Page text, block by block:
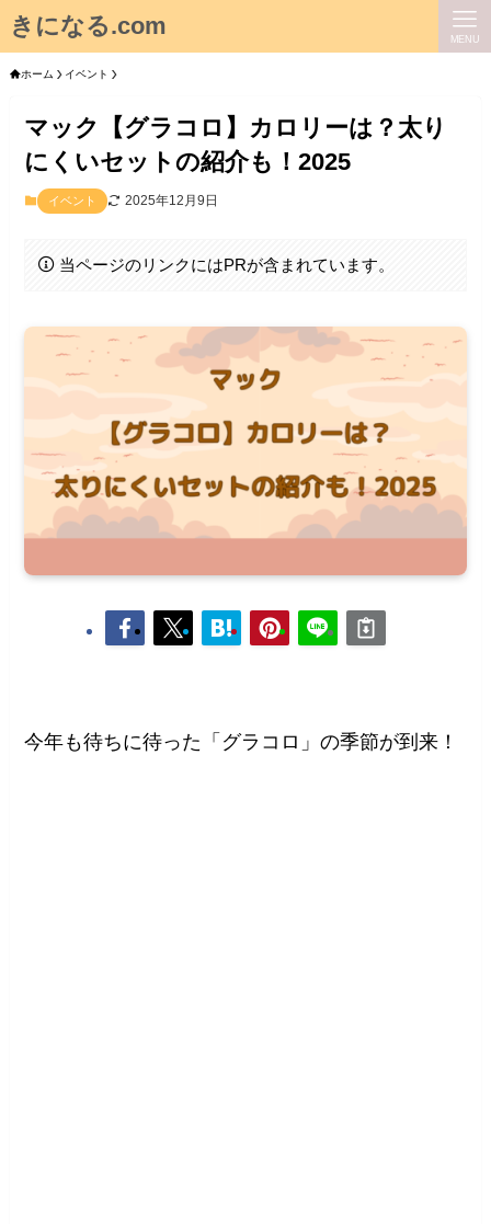
きになる.com MENU
ホーム イベント
マック【グラコロ】カロリーは？太り
にくいセットの紹介も！2025
イベント 2025年12月9日
当ページのリンクにはPRが含まれています。
今年も待ちに待った「グラコロ」の季節が到来！